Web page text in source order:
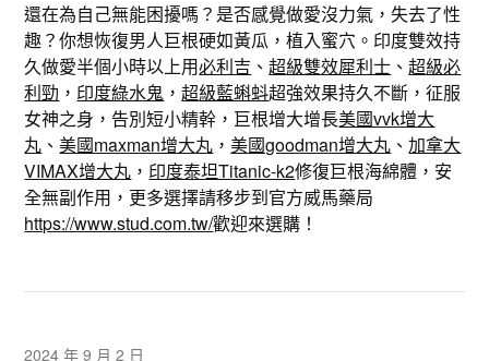
還在為自己無能困擾嗎？是否感覺做愛沒力氣，失去了性
趣？你想恢復男人巨根硬如黃瓜，植入蜜穴。印度雙效持
久做愛半個小時以上用必利吉 、超級雙效犀利士 、超級必
利勁 ， 印度綠水鬼 ，超級藍蝌蚪超強效果持久不斷，征服
女神之身，告別短小精幹，巨根增大增長美國vvk增大
丸 、美國maxman增大丸 ，美國goodman增大丸 、加拿大
VIMAX增大丸 ， 印度泰坦Titanic-k2修復巨根海綿體，安
全無副作用，更多選擇請移步到官方威馬藥局
https://www.stud.com.tw/歡迎來選購！
2024 年 9 月 2 日